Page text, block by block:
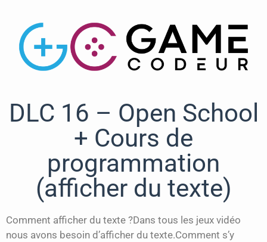
DLC 16 – Open School
+ Cours de
programmation
(afficher du texte)
Comment afficher du texte ?Dans tous les jeux vidéo
nous avons besoin d’afficher du texte.Comment s’y